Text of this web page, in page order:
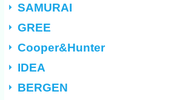
SAMURAI
GREE
Cooper&Hunter
IDEA
BERGEN